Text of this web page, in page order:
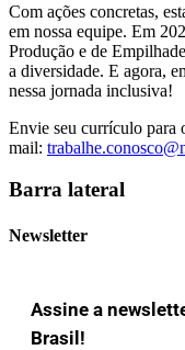
Com ações concretas,
em nossa equipe. Em
Produção e de
a diversidade. E agora,
nessa jornada inclusiva!
Envie seu currículo para
mail:
Barra lateral
Newsletter
Assine a
Brasil!